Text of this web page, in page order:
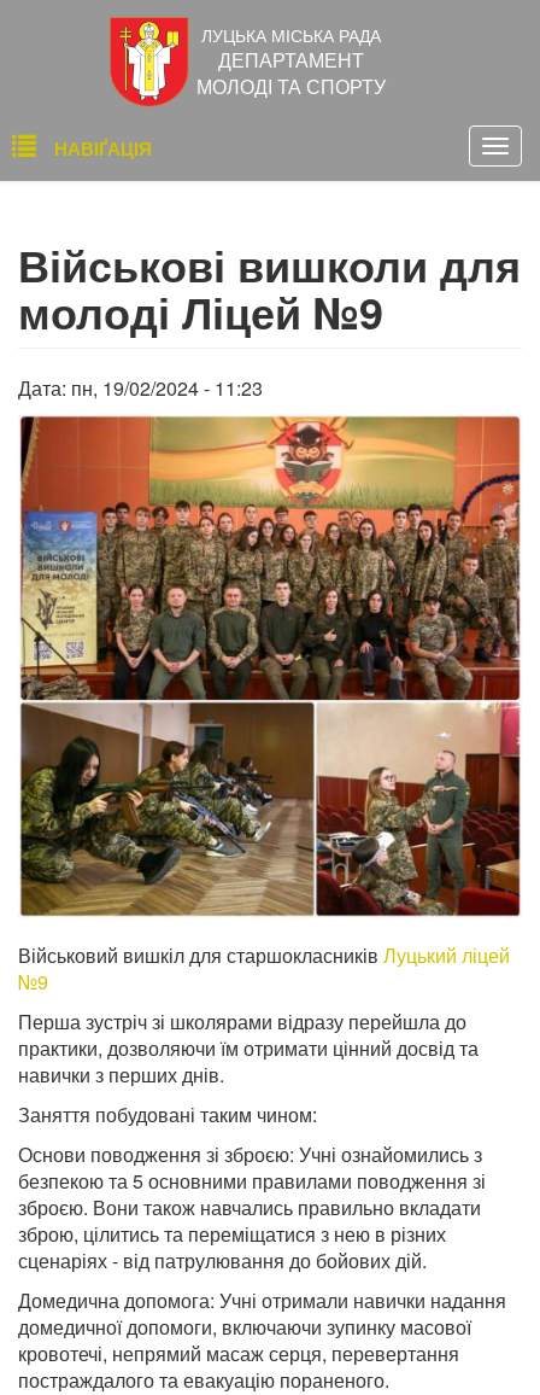
ЛУЦЬКА МІСЬКА РАДА
ДЕПАРТАМЕНТ
МОЛОДІ ТА СПОРТУ
Основна
навіґація
НАВІҐАЦІЯ
Військові вишколи для
молоді Ліцей №9
Дата: пн, 19/02/2024 - 11:23
Військовий вишкіл для старшокласників Луцький ліцей
№9
Перша зустріч зі школярами відразу перейшла до
практики, дозволяючи їм отримати цінний досвід та
навички з перших днів.
Заняття побудовані таким чином:
Основи поводження зі зброєю: Учні ознайомились з
безпекою та 5 основними правилами поводження зі
зброєю. Вони також навчались правильно вкладати
зброю, цілитись та переміщатися з нею в різних
сценаріях - від патрулювання до бойових дій.
Домедична допомога: Учні отримали навички надання
домедичної допомоги, включаючи зупинку масової
кровотечі, непрямий масаж серця, перевертання
постраждалого та евакуацію пораненого.